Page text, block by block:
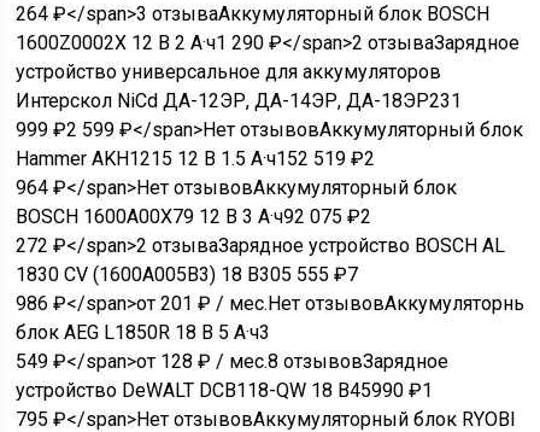
264 ₽</span>3 отзываАккумуляторный блок BOSCH
1600Z0002X 12 В 2 А·ч1 290 ₽</span>2 отзываЗарядное
устройство универсальное для аккумуляторов
Интерскол NiCd ДА-12ЭР, ДА-14ЭР, ДА-18ЭР231
999 ₽2 599 ₽</span>Нет отзывовАккумуляторный блок
Hammer AKH1215 12 В 1.5 А·ч152 519 ₽2
964 ₽</span>Нет отзывовАккумуляторный блок
BOSCH 1600A00X79 12 В 3 А·ч92 075 ₽2
272 ₽</span>2 отзываЗарядное устройство BOSCH AL
1830 CV (1600A005B3) 18 В305 555 ₽7
986 ₽</span>от 201 ₽ / мес.Нет отзывовАккумуляторный
блок AEG L1850R 18 В 5 А·ч3
549 ₽</span>от 128 ₽ / мес.8 отзывовЗарядное
устройство DeWALT DCB118-QW 18 В45990 ₽1
795 ₽</span>Нет отзывовАккумуляторный блок RYOBI